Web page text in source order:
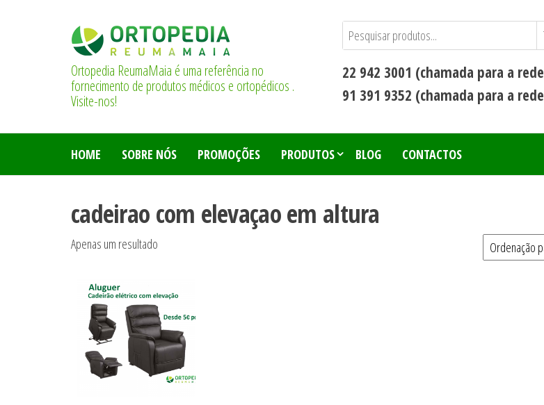
Ortopedia ReumaMaia é uma referência no
fornecimento de produtos médicos e ortopédicos .
Visite-nos!
22 942 3001 (chamada para a
91 391 9352 (chamada para a
HOME SOBRE NÓS PROMOÇÕES PRODUTOS BLOG CONTACTOS
cadeirao com elevaçao em altura
Apenas um resultado